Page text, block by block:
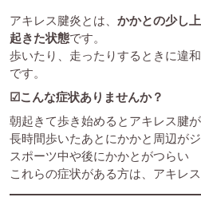
アキレス腱炎とは、 かかとの少し
起きた状態です。
歩いたり、走ったりするときに違
です。
☑こんな症状ありませんか？
朝起きて歩き始めるとアキレス腱
長時間歩いたあとにかかと周辺が
スポーツ中や後にかかとがつらい
これらの症状がある方は、アキレ